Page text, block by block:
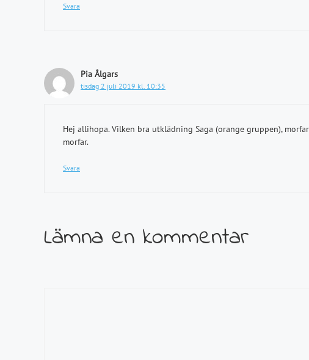
Svara
Pia Ålgars
tisdag 2 juli 2019 kl. 10:35
Hej allihopa. Vilken bra utklädning Saga (orange gruppen),
morfar.
Svara
Lämna en kommentar